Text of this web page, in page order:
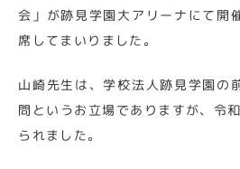
会」が跡見学園大アリーナにて開
席してまいりました。
山崎先生は、学校法人跡見学園の
問というお立場でありますが、令
られました。